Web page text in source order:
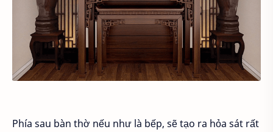
Phía sau bàn thờ nếu như là bếp, sẽ tạo ra hỏa sát rất